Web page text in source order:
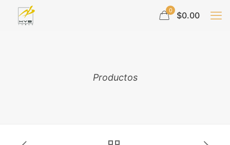
0 $0.00
Productos